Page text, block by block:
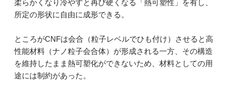
柔らかくなり冷やすと再び硬くなる「熱可塑性」を有し、
所定の形状に自由に成形できる。
ところがCNFは会合（粒子レベルでひも付け）させると高
性能材料（ナノ粒子会合体）が形成される一方、その構造
を維持したまま熱可塑化ができないため、材料としての用
途には制約があった。